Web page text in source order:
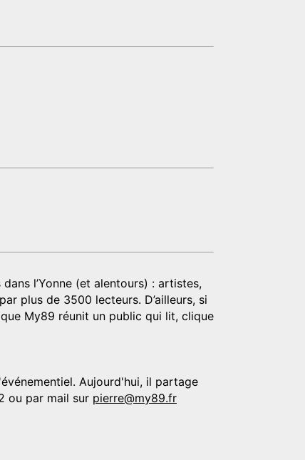
l’Yonne (et alentours) : artistes,
plus de 3500 lecteurs. D’ailleurs, si
My89 réunit un public qui lit, clique
Aujourd'hui, il partage
ou par mail sur pierre@my89.fr